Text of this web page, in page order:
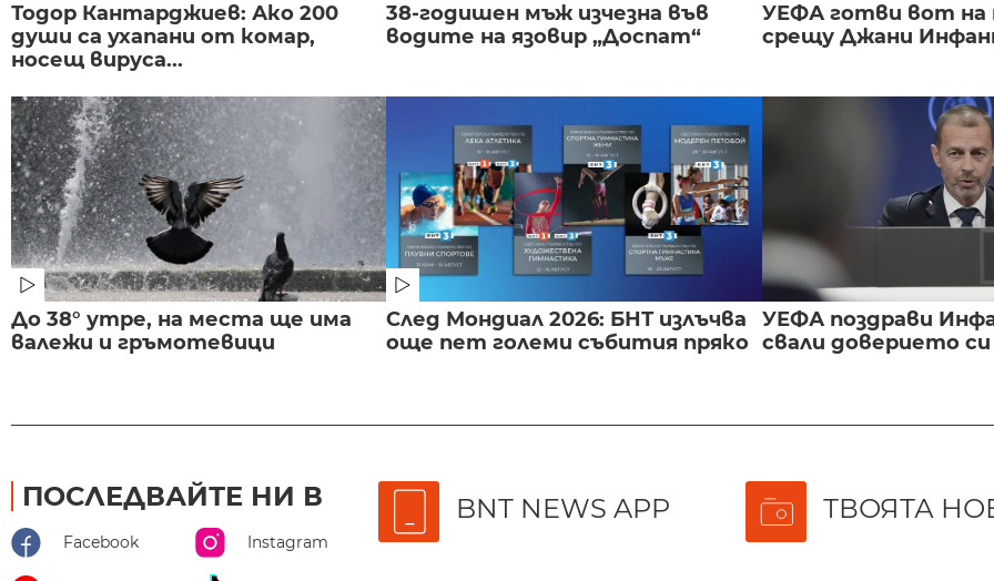
Тодор Кантарджиев: Ако 200
души са ухапани от комар,
носещ вируса...
38-годишен мъж изчезна във
водите на язовир „Доспат“
УЕФА готви вот на
срещу Джани
До 38° утре, на места ще има
валежи и гръмотевици
След Мондиал 2026: БНТ излъчва
още пет големи събития пряко
УЕФА поздрави
свали доверието
ПОСЛЕДВАЙТЕ НИ В
Facebook Instagram
BNT NEWS APP ТВОЯТА